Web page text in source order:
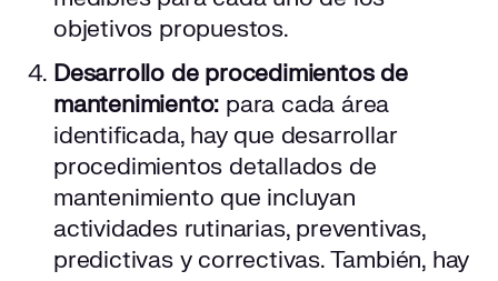
objetivos propuestos.
Desarrollo de procedimientos de
mantenimiento: para cada área
identificada, hay que desarrollar
procedimientos detallados de
mantenimiento que incluyan
actividades rutinarias, preventivas,
predictivas y correctivas. También, hay